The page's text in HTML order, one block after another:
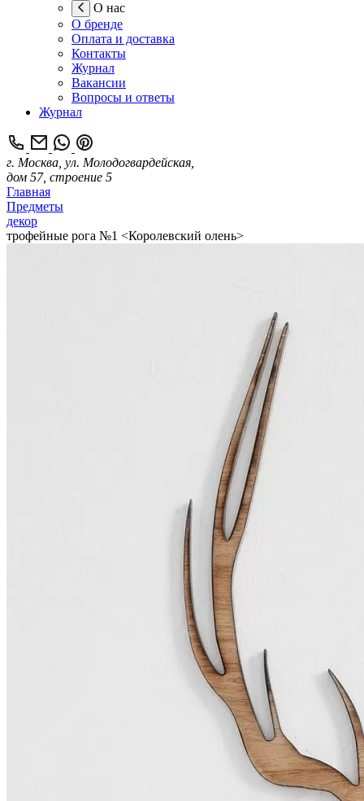
О нас
О бренде
Оплата и доставка
Контакты
Журнал
Вакансии
Вопросы и ответы
Журнал
г. Москва, ул. Молодогвардейская,
дом 57, строение 5
Главная
Предметы
декор
трофейные рога №1 <Королевский олень>